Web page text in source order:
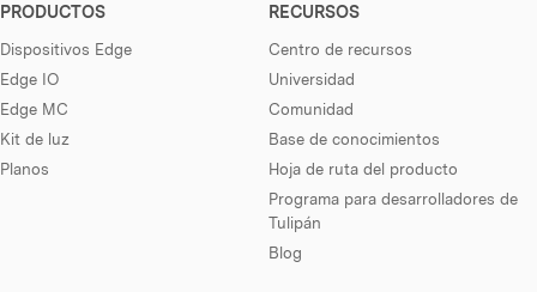
PRODUCTOS
Dispositivos Edge
Edge IO
Edge MC
Kit de luz
Planos
RECURSOS
Centro de recursos
Universidad
Comunidad
Base de conocimientos
Hoja de ruta del producto
Programa para desarrolladores de
Tulipán
Blog